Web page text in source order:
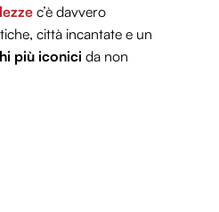
c’è davvero
città incantate e un
più iconici da non